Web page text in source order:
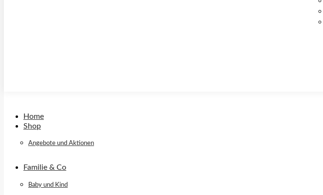
Home
Shop
Angebote und Aktionen
Familie & Co
Baby und Kind